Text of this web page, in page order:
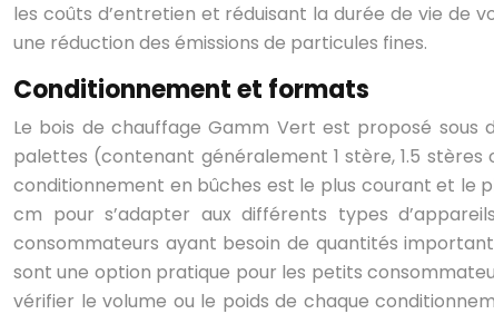
les coûts d’entretien et réduisant la durée de vie de
une réduction des émissions de particules fines.
Conditionnement et formats
Le bois de chauffage Gamm Vert est proposé
palettes (contenant généralement 1 stère, 1.5
conditionnement en bûches est le plus courant et le
cm pour s’adapter aux différents types
consommateurs ayant besoin de quantités
sont une option pratique pour les petits
vérifier le volume ou le poids de chaque